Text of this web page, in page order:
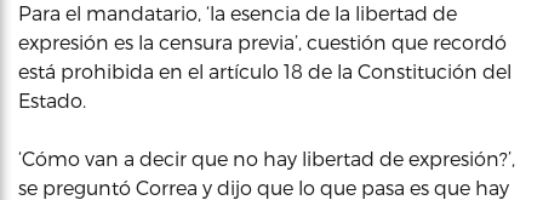
Para el mandatario, ‘la esencia de la libertad de
expresión es la censura previa’, cuestión que recordó
está prohibida en el artículo 18 de la Constitución del
Estado.
‘Cómo van a decir que no hay libertad de expresión?’,
se preguntó Correa y dijo que lo que pasa es que hay